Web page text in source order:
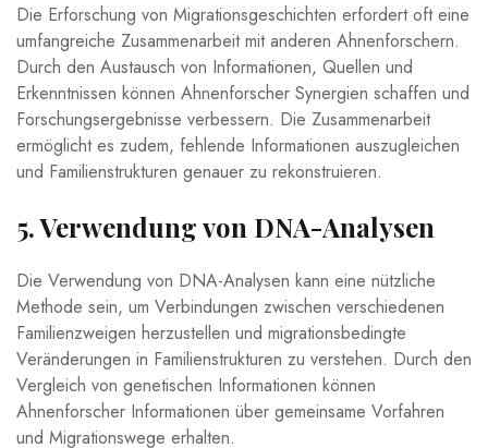
Die Erforschung von Migrationsgeschichten erfordert oft​ eine
umfangreiche Zusammenarbeit mit anderen Ahnenforschern.
Durch den Austausch ‍von ‍Informationen, Quellen und
Erkenntnissen können ⁣Ahnenforscher⁢ Synergien schaffen und‍
Forschungsergebnisse verbessern. Die Zusammenarbeit
‌ermöglicht es zudem, fehlende Informationen auszugleichen
⁤und‌ Familienstrukturen ⁤genauer zu rekonstruieren.
5. ‍Verwendung von DNA-Analysen
Die Verwendung ⁢von DNA-Analysen kann ⁣eine ​nützliche
⁣Methode⁢ sein, um Verbindungen zwischen verschiedenen
Familienzweigen herzustellen und migrationsbedingte
Veränderungen ‌in⁢ Familienstrukturen ‍zu‍ verstehen. Durch den
Vergleich von genetischen Informationen können⁢
Ahnenforscher Informationen über gemeinsame Vorfahren
und Migrationswege ‌erhalten.